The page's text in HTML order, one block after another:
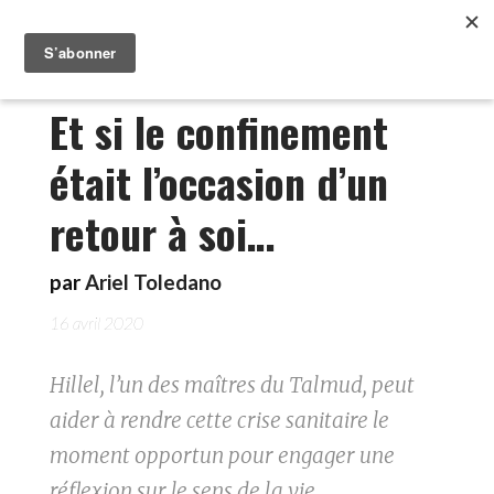
Et si le confinement
était l’occasion d’un
retour à soi…
parAriel Toledano
16 avril 2020
Hillel, l’un des maîtres du Talmud, peut
aider à rendre cette crise sanitaire le
moment opportun pour engager une